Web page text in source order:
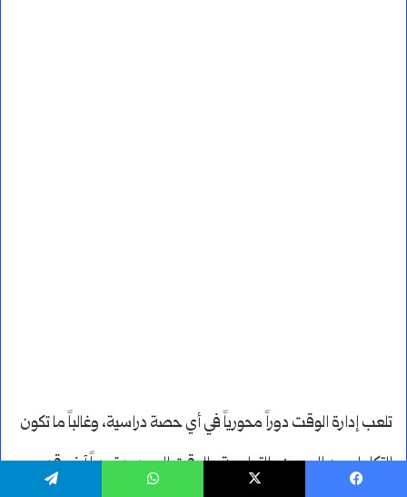
تلعب إدارة الوقت دوراً محورياً في أي حصة دراسية، وغالباً ما تكون
التكامل بين العروض التعليمية والوقت المحدود تحدياً آخر. قد